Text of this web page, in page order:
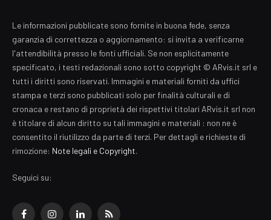
Le informazioni pubblicate sono fornite in buona fede, senza
garanzia di correttezza o aggiornamento: si invita a verificarne
l'attendibilità presso le fonti ufficiali. Se non esplicitamente
specificato, i testi redazionali sono sotto copyright © ARvis.it srl e
tutti i diritti sono riservati. Immagini e materiali forniti da uffici
stampa e terzi sono pubblicati solo per finalità culturali e di
cronaca e restano di proprietà dei rispettivi titolari ARvis.it srl non
è titolare di alcun diritto su tali immagini e materiali : non ne è
consentito il riutilizzo da parte di terzi. Per dettagli e richieste di
rimozione: Note legali e Copyright.
Seguici su: